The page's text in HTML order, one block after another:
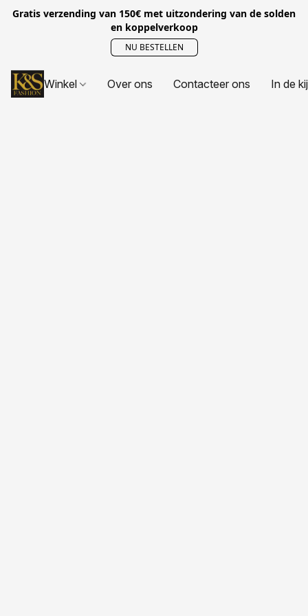
Gratis verzending van 150€ met uitzondering van de solden
en koppelverkoop
NU BESTELLEN
Winkel Over ons Contacteer ons In de